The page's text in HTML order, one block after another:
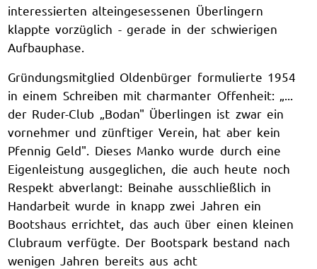
interessierten alteingesessenen Überlingern
klappte vorzüglich - gerade in der schwierigen
Aufbauphase.
Gründungsmitglied Oldenbürger formulierte 1954
in einem Schreiben mit charmanter Offenheit: „...
der Ruder-Club „Bodan" Überlingen ist zwar ein
vornehmer und zünftiger Verein, hat aber kein
Pfennig Geld". Dieses Manko wurde durch eine
Eigenleistung ausgeglichen, die auch heute noch
Respekt abverlangt: Beinahe ausschließlich in
Handarbeit wurde in knapp zwei Jahren ein
Bootshaus errichtet, das auch über einen kleinen
Clubraum verfügte. Der Bootspark bestand nach
wenigen Jahren bereits aus acht